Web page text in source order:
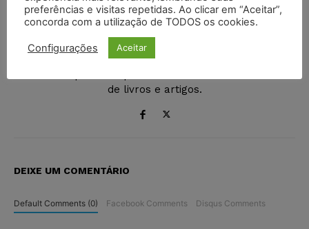
em Gestão Empresarial pela Fundação Getúlio Vargas,
professor, palestrante, empresário, Bacharel em
Direito pelo Unipê, especialista e mestre em Direito
Internacional pela Faculdade de Direito da
Universidade Clássica de Lisboa. Foi doutorando em
de livros e artigos.
DEIXE UM COMENTÁRIO
Default Comments (0) Facebook Comments Disqus Comments
preferências e visitas repetidas. Ao clicar em “Aceitar”,
concorda com a utilização de TODOS os cookies.
Configurações Aceitar